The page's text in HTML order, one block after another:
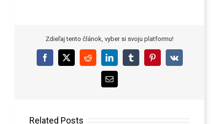
Zdieľaj tento článok, vyber si svoju platformu!
Facebook
X RedditLinkedInTumblrPinterest
Vk
Email
Related Posts